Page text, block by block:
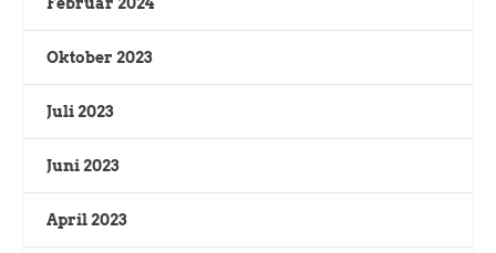
Oktober 2023
Juli 2023
Juni 2023
April 2023